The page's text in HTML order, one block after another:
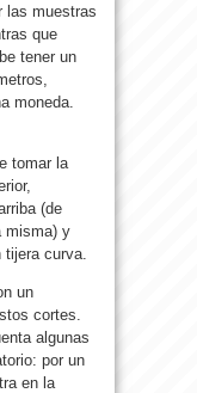
las muestras
que
tener un
moneda.
tomar la
(de
misma) y
curva.
un
cortes.
algunas
por un
en la